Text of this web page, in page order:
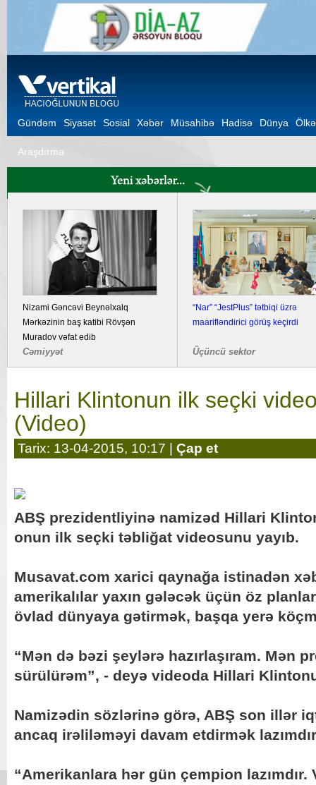
Gündəm Siyasət Sosial Xəbər Müsahibə Hadisə Dünya Ölkə
Araşdırma
Nizami Gəncəvi Beynəlxalq
Mərkəzinin baş katibi Rövşən
Muradov vəfat edib
Cəmiyyət
“Nar” “JestPlus” tətbiqi üzrə
maarifləndirici görüş keçirdi
Üçüncü sektor
Hillari Klintonun ilk seçki
(Video)
Tarix: 13-04-2015, 10:17 | Çap et
ABŞ prezidentliyinə namizəd Hillari
onun ilk seçki təbliğat videosunu yayıb.
Musavat.com xarici qaynağa istinadən
amerikalılar yaxın gələcək üçün öz
övlad dünyaya gətirmək, başqa yerə
“Mən də bəzi şeylərə hazırlaşıram. Mən
sürülürəm”, - deyə videoda Hillari
Namizədin sözlərinə görə, ABŞ son illər
ancaq irəliləməyi davam etdirmək
“Amerikanlara hər gün çempion